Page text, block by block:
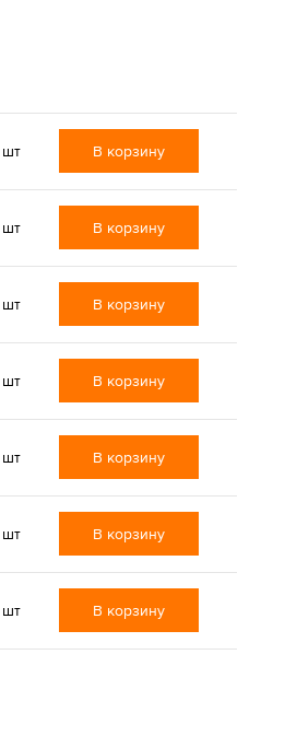
шт В корзину
шт В корзину
шт В корзину
шт В корзину
шт В корзину
шт В корзину
шт В корзину